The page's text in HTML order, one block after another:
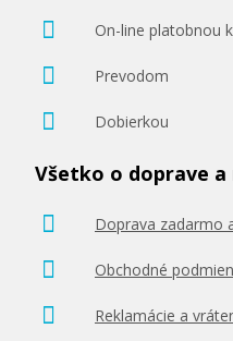
On-line platobnou
Prevodom
Dobierkou
Všetko o doprave a
Doprava zadarmo
Obchodné
Reklamácie a